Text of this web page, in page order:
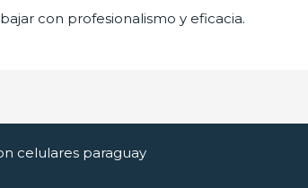
con profesionalismo y eficacia.
celulares paraguay